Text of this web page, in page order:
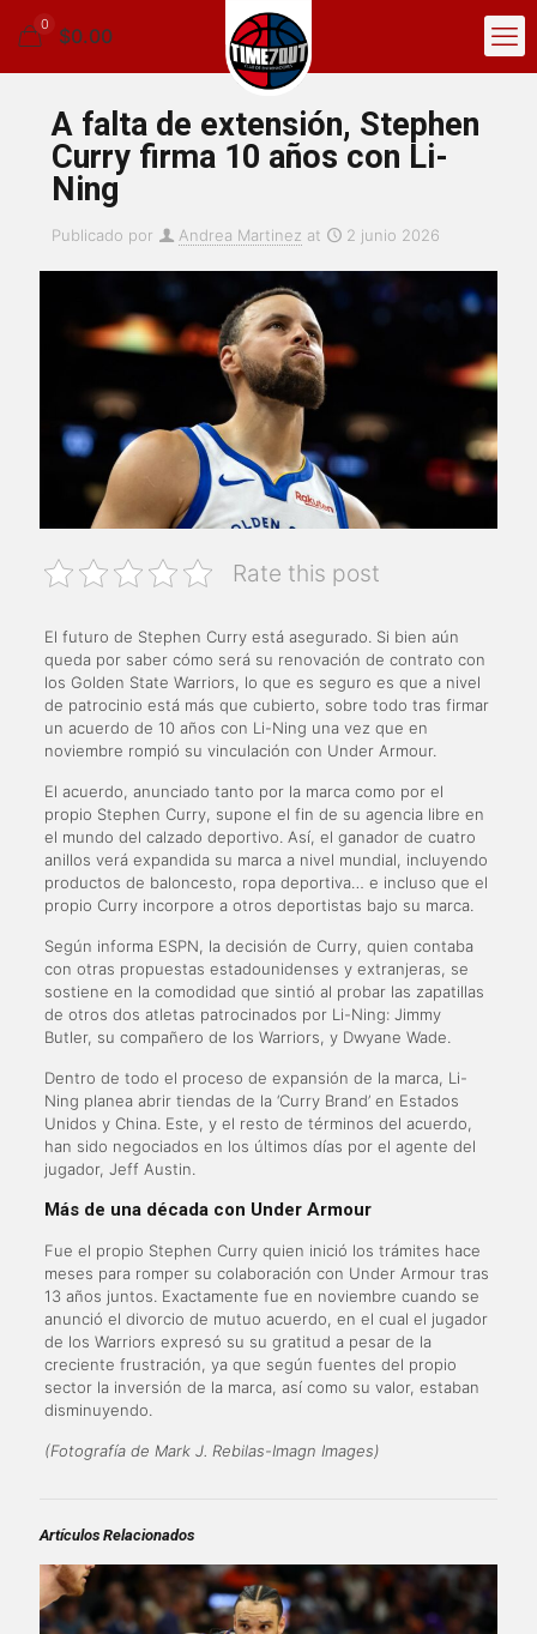
0 $0.00
A falta de extensión, Stephen
Curry firma 10 años con Li-
Ning
Publicado por Andrea Martinez at 2 junio 2026
Rate this post
El futuro de Stephen Curry está asegurado. Si bien aún
queda por saber cómo será su renovación de contrato con
los Golden State Warriors, lo que es seguro es que a nivel
de patrocinio está más que cubierto, sobre todo tras firmar
un acuerdo de 10 años con Li-Ning una vez que en
noviembre rompió su vinculación con Under Armour.
El acuerdo, anunciado tanto por la marca como por el
propio Stephen Curry, supone el fin de su agencia libre en
el mundo del calzado deportivo. Así, el ganador de cuatro
anillos verá expandida su marca a nivel mundial, incluyendo
productos de baloncesto, ropa deportiva… e incluso que el
propio Curry incorpore a otros deportistas bajo su marca.
Según informa ESPN, la decisión de Curry, quien contaba
con otras propuestas estadounidenses y extranjeras, se
sostiene en la comodidad que sintió al probar las zapatillas
de otros dos atletas patrocinados por Li-Ning: Jimmy
Butler, su compañero de los Warriors, y Dwyane Wade.
Dentro de todo el proceso de expansión de la marca, Li-
Ning planea abrir tiendas de la ‘Curry Brand’ en Estados
Unidos y China. Este, y el resto de términos del acuerdo,
han sido negociados en los últimos días por el agente del
jugador, Jeff Austin.
Más de una década con Under Armour
Fue el propio Stephen Curry quien inició los trámites hace
meses para romper su colaboración con Under Armour tras
13 años juntos. Exactamente fue en noviembre cuando se
anunció el divorcio de mutuo acuerdo, en el cual el jugador
de los Warriors expresó su su gratitud a pesar de la
creciente frustración, ya que según fuentes del propio
sector la inversión de la marca, así como su valor, estaban
disminuyendo.
(Fotografía de Mark J. Rebilas-Imagn Images)
Artículos Relacionados